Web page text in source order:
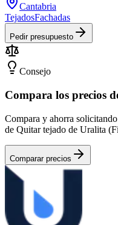
Cantabria
TejadosFachadas
Pedir presupuesto
Consejo
Compara los precios
Compara y ahorra
de Quitar tejado de Uralita
Comparar precios